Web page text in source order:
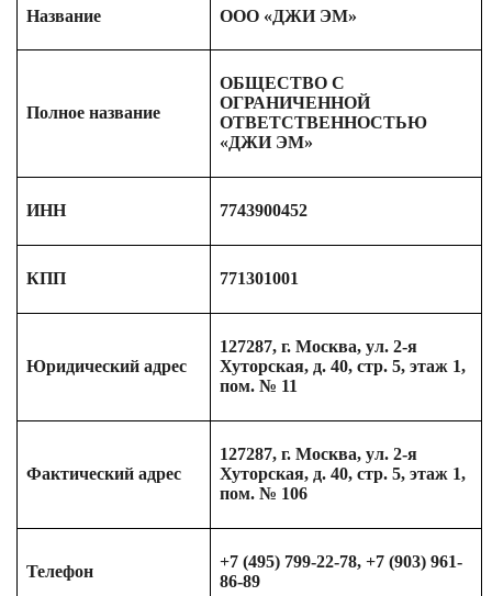
Название ООО «ДЖИ ЭМ»
Полное название
ОБЩЕСТВО С
ОГРАНИЧЕННОЙ
ОТВЕТСТВЕННОСТЬЮ
«ДЖИ ЭМ»
ИНН 7743900452
КПП 771301001
Юридический адрес
127287, г. Москва, ул. 2-я
Хуторская, д. 40, стр. 5, этаж 1,
пом. № 11
Фактический адрес
127287, г. Москва, ул. 2-я
Хуторская, д. 40, стр. 5, этаж 1,
пом. № 106
Телефон
+7 (495) 799-22-78, +7 (903) 961-
86-89